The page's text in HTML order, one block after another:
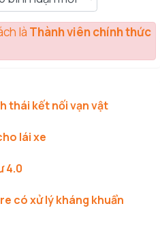
là Thành viên chính thức
thái kết nối vạn vật
lái xe
4.0
có xử lý kháng khuẩn